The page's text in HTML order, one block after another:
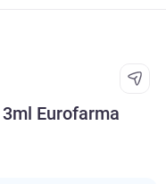
Eurofarma